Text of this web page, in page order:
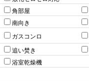
角部屋
南向き
ガスコンロ
追い焚き
浴室乾燥機